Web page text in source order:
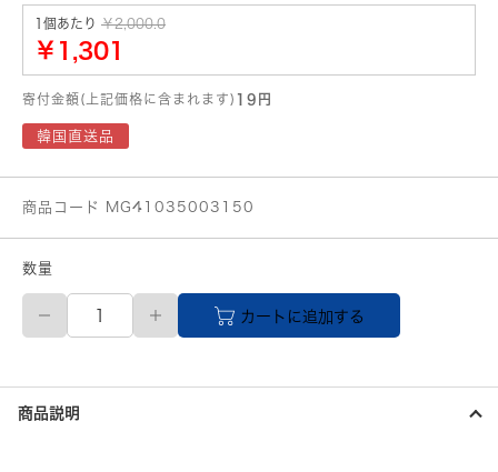
1個あたり ￥2,000.0
￥1,301
寄付金額(上記価格に含まれます) 19円
韓国直送品
商品コード MG41035003150
数量
MEDIHIEAL(メ
ィ
ー
ル)
ダ
カートに追加する
商品説明